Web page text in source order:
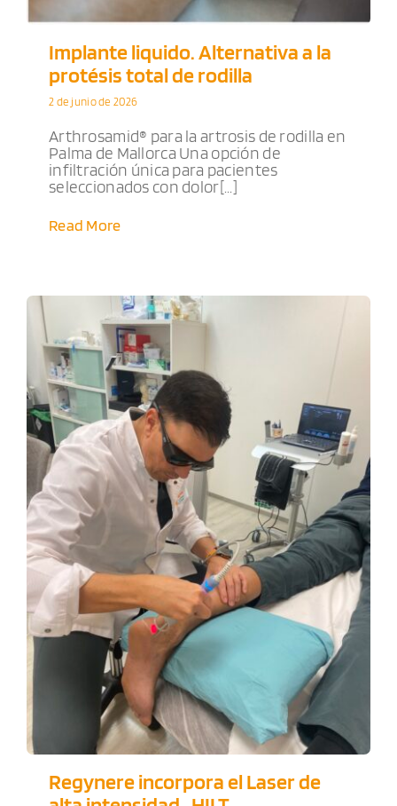
Implante liquido. Alternativa a la
protésis total de rodilla
2 de junio de 2026
Arthrosamid® para la artrosis de rodilla en
Palma de Mallorca Una opción de
infiltración única para pacientes
seleccionados con dolor[...]
Read More
Regynere incorpora el Laser
de alta intensidad . HILT
laser de alta intensidad
Regynere incorpora el Laser de